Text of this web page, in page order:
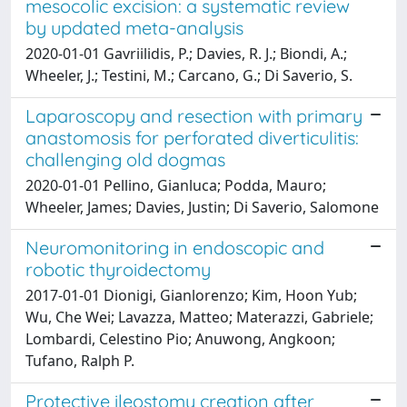
mesocolic excision: a systematic review
by updated meta-analysis
2020-01-01 Gavriilidis, P.; Davies, R. J.; Biondi, A.;
Wheeler, J.; Testini, M.; Carcano, G.; Di Saverio, S.
Laparoscopy and resection with primary
anastomosis for perforated diverticulitis:
challenging old dogmas
2020-01-01 Pellino, Gianluca; Podda, Mauro;
Wheeler, James; Davies, Justin; Di Saverio, Salomone
Neuromonitoring in endoscopic and
robotic thyroidectomy
2017-01-01 Dionigi, Gianlorenzo; Kim, Hoon Yub;
Wu, Che Wei; Lavazza, Matteo; Materazzi, Gabriele;
Lombardi, Celestino Pio; Anuwong, Angkoon;
Tufano, Ralph P.
Protective ileostomy creation after